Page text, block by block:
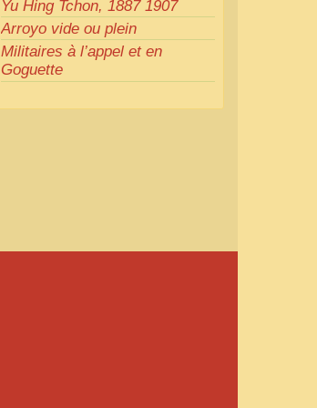
Yu Hing Tchon, 1887 1907
Arroyo vide ou plein
Militaires à l’appel et en
Goguette